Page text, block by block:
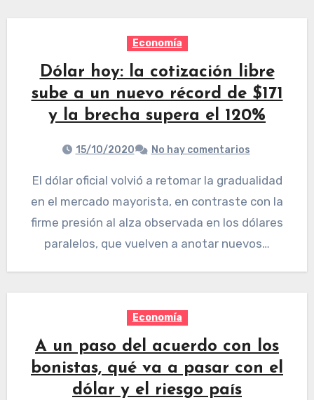
Economía
Dólar hoy: la cotización libre
sube a un nuevo récord de $171
y la brecha supera el 120%
15/10/2020 No hay comentarios
El dólar oficial volvió a retomar la gradualidad
en el mercado mayorista, en contraste con la
firme presión al alza observada en los dólares
paralelos, que vuelven a anotar nuevos…
Economía
A un paso del acuerdo con los
bonistas, qué va a pasar con el
dólar y el riesgo país